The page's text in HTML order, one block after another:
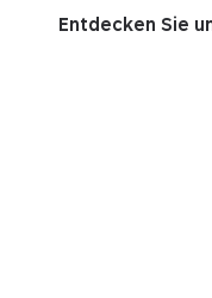
Entdecken Sie